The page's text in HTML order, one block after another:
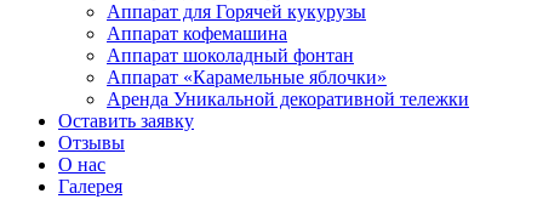
Аппарат для Горячей кукурузы
Аппарат кофемашина
Аппарат шоколадный фонтан
Аппарат «Карамельные яблочки»
Аренда Уникальной декоративной тележки
Оставить заявку
Отзывы
О нас
Галерея